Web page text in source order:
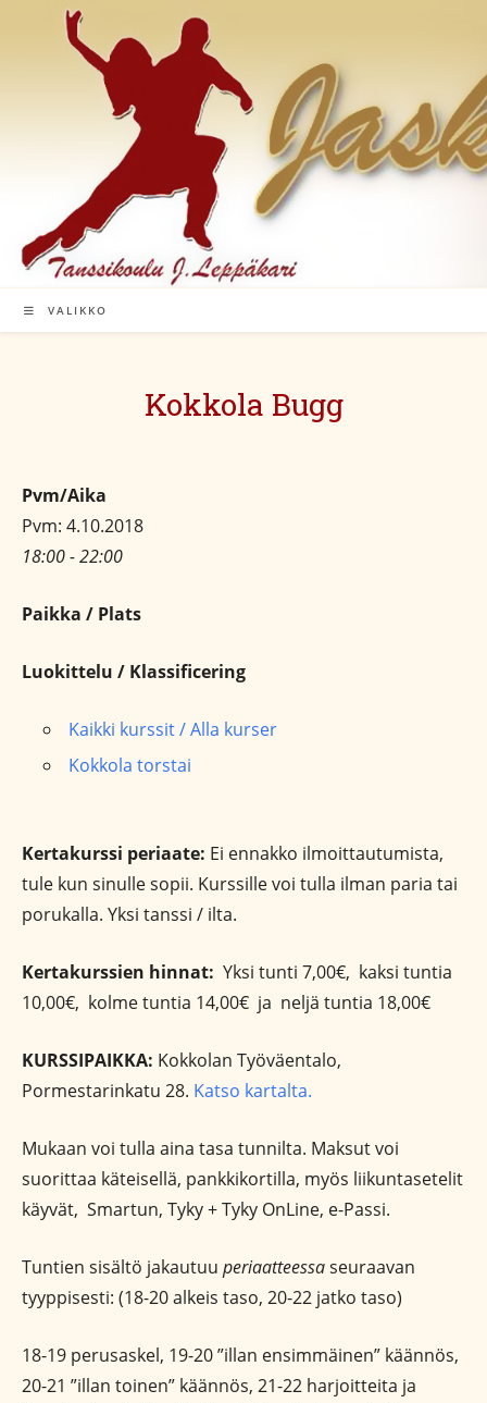
VALIKKO
Kokkola Bugg
Pvm/Aika
Pvm: 4.10.2018
18:00 - 22:00
Paikka / Plats
Luokittelu / Klassificering
Kaikki kurssit / Alla kurser
Kokkola torstai
Kertakurssi periaate: Ei ennakko ilmoittautumista,
tule kun sinulle sopii. Kurssille voi tulla ilman paria tai
porukalla. Yksi tanssi / ilta.
Kertakurssien hinnat: Yksi tunti 7,00€, kaksi tuntia
10,00€, kolme tuntia 14,00€ ja neljä tuntia 18,00€
KURSSIPAIKKA: Kokkolan Työväentalo,
Pormestarinkatu 28. Katso kartalta.
Mukaan voi tulla aina tasa tunnilta. Maksut voi
suorittaa käteisellä, pankkikortilla, myös liikuntasetelit
käyvät, Smartun, Tyky + Tyky OnLine, e-Passi.
Tuntien sisältö jakautuu periaatteessaseuraavan
tyyppisesti: (18-20 alkeis taso, 20-22 jatko taso)
18-19 perusaskel, 19-20 ”illan ensimmäinen” käännös,
20-21 ”illan toinen” käännös, 21-22 harjoitteita ja